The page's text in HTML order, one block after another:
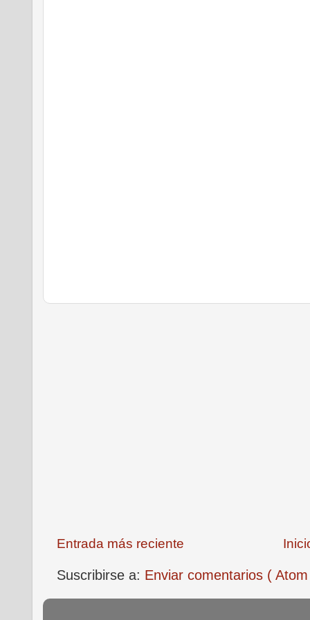
Entrada más reciente
Suscribirse a: Enviar comentarios (